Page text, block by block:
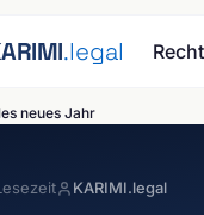
.legal
neues Jahr
KARIMI.legal